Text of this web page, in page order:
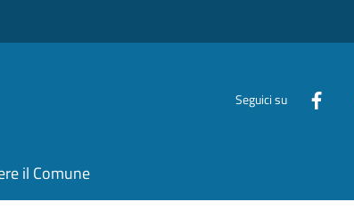
Seguici su
il Comune